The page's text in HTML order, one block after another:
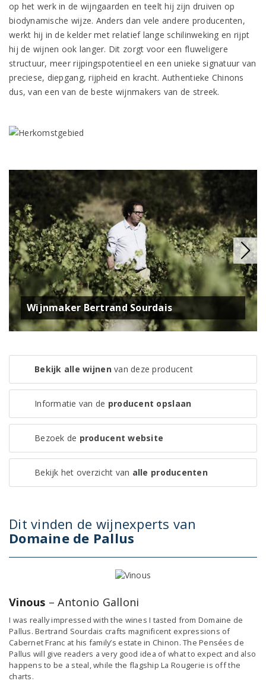
op het werk in de wijngaarden en teelt hij zijn druiven op
biodynamische wijze. Anders dan vele andere producenten,
werkt hij in de kelder met relatief lange schilinweking en rijpt
hij de wijnen ook langer. Dit zorgt voor een fluweligere
structuur, meer rijpingspotentieel en een unieke signatuur van
preciese, diepgang, rijpheid en kracht. Authentieke Chinons
dus, van een van de beste wijnmakers van de streek.
Wijnmaker Bertrand Sourdais
Bekijk alle wijnenvan deze producent
Informatie van de producent opslaan
Bezoek de producent website
Bekijk het overzicht van alle producenten
Dit vinden de wijnexperts van
Domaine de Pallus
Vinous – Antonio Galloni
I was really impressed with the wines I tasted from Domaine de
Pallus. Bertrand Sourdais crafts magnificent expressions of
Cabernet Franc at his family’s estate in Chinon. The Pensées de
Pallus will give readers a very good idea of what to expect and also
happens to be a steal, while the flagship La Rougerie is off the
charts.